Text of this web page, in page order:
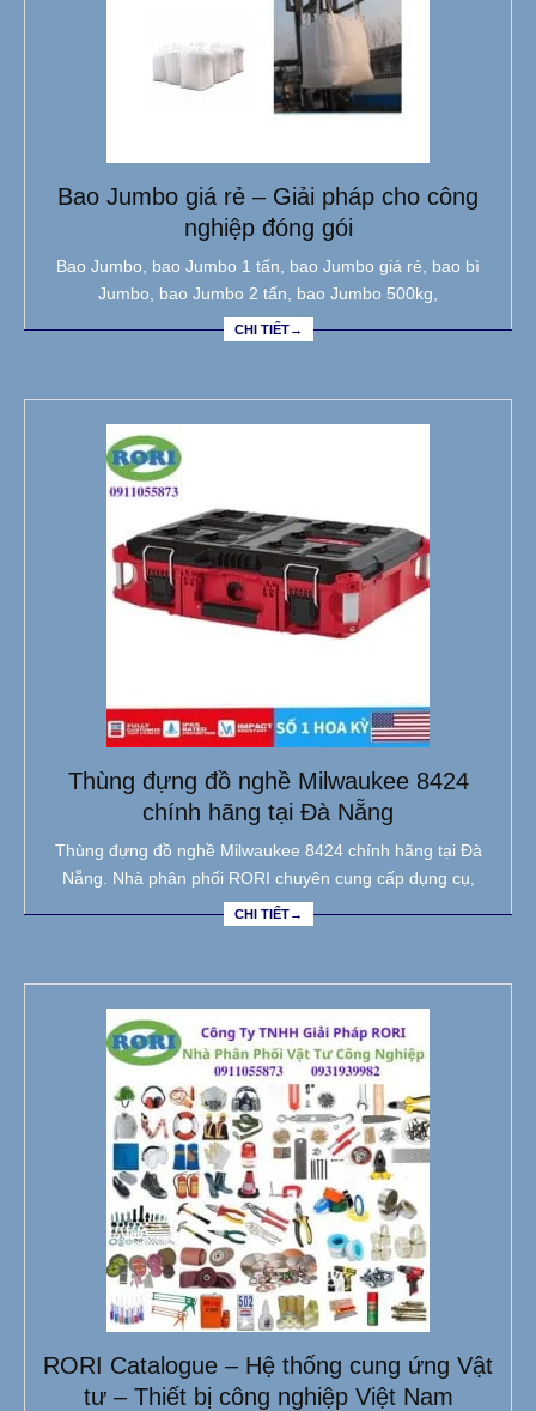
Bao Jumbo giá rẻ – Giải pháp cho công
nghiệp đóng gói
Bao Jumbo, bao Jumbo 1 tấn, bao Jumbo giá rẻ, bao bì
Jumbo, bao Jumbo 2 tấn, bao Jumbo 500kg,
CHI TIẾT→
Thùng đựng đồ nghề Milwaukee 8424
chính hãng tại Đà Nẵng
Thùng đựng đồ nghề Milwaukee 8424 chính hãng tại Đà
Nẵng. Nhà phân phối RORI chuyên cung cấp dụng cụ,
CHI TIẾT→
RORI Catalogue – Hệ thống cung ứng Vật
tư – Thiết bị công nghiệp Việt Nam